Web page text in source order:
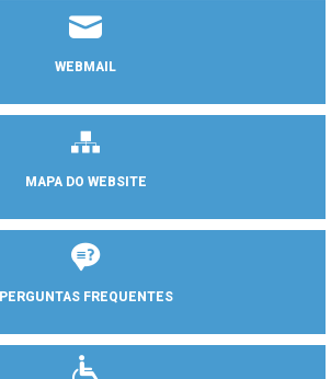
WEBMAIL
MAPA DO WEBSITE
PERGUNTAS FREQUENTES